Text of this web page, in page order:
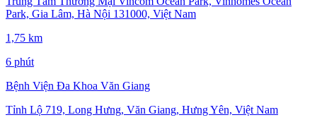
Park, Gia Lâm, Hà Nội 131000, Việt Nam
1,75 km
6 phút
Bệnh Viện Đa Khoa Văn Giang
Tỉnh Lộ 719, Long Hưng, Văn Giang, Hưng Yên, Việt Nam